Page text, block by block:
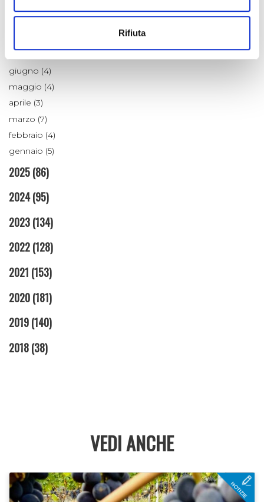
Rifiuta
giugno (4)
maggio (4)
aprile (3)
marzo (7)
febbraio (4)
gennaio (5)
2025(86)
2024(95)
2023(134)
2022(128)
2021 (153)
2020(181)
2019(140)
2018(38)
VEDI ANCHE